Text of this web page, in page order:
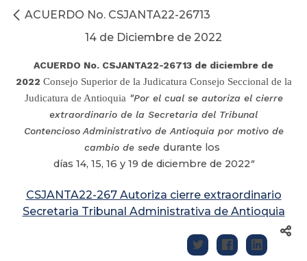
ACUERDO No. CSJANTA22-26713
14 de Diciembre de 2022
ACUERDO No. CSJANTA22-26713 de diciembre de
2022 Consejo Superior de la Judicatura Consejo Seccional de la
Judicatura de Antioquia "Por el cual se autoriza el cierre
extraordinario de la Secretaria del Tribunal
Contencioso Administrativo de Antioquia por motivo de
cambio de sede durante los
días 14, 15, 16 y 19 de diciembre de 2022"
CSJANTA22-267 Autoriza cierre extraordinario
Secretaria Tribunal Administrativa de Antioquia